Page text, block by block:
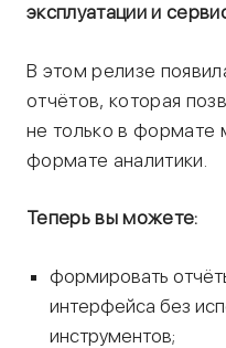
эксплуатации и
В этом релизе
отчётов, которая
не только в формате
формате аналитики.
Теперь вы можете:
формировать
интерфейса без
инструментов;